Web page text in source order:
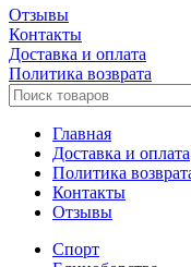
Отзывы
Контакты
Доставка и оплата
Политика возврата
Главная
Доставка и оплата
Политика
Контакты
Отзывы
Спорт